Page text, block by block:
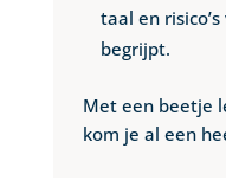
taal en
begrijpt.
Met een beetje
kom je al een